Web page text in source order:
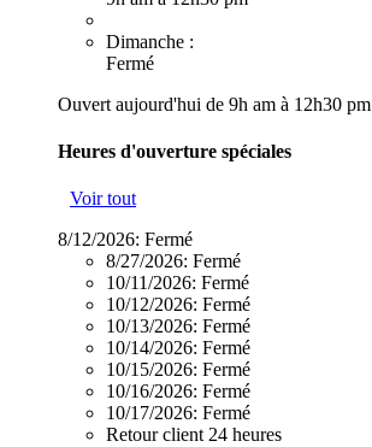
Dimanche :
Fermé
Ouvert aujourd'hui de 9h am à 12h30 pm
Heures d'ouverture spéciales
Voir tout
8/12/2026: Fermé
8/27/2026: Fermé
10/11/2026: Fermé
10/12/2026: Fermé
10/13/2026: Fermé
10/14/2026: Fermé
10/15/2026: Fermé
10/16/2026: Fermé
10/17/2026: Fermé
Retour client 24 heures